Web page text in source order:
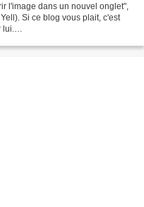
l'image dans un nouvel onglet",
Si ce blog vous plait, c'est